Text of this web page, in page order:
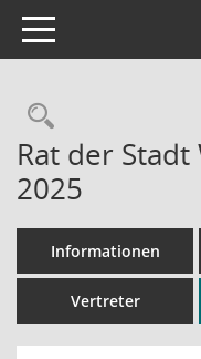
Toggle navigation
Rat der
2025
Informationen
Vertreter